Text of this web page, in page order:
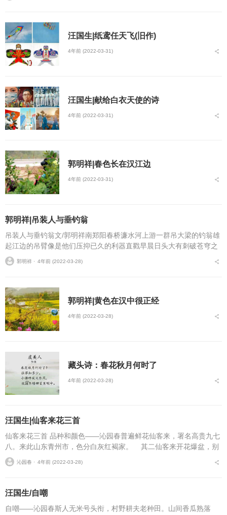
圆，我们坐在院里，...
汪国生|纸鸢任天飞(旧作)
4年前 (2022-03-31)
汪国生|献给白衣天使的诗
4年前 (2022-03-31)
郭明祥|春色长在汉江边
4年前 (2022-03-31)
郭明祥|吊装人与垂钓翁
吊装人与垂钓翁文/郭明祥南郑阳春桥濂水河上游一群吊大梁的钓翁雄
起江边的吊臂像是他们压抑已久的利器直戳早晨日头大有刺破苍穹之
势吊车的巨型铁钩子重若千斤可是一钩下去他们得到也就是碎银几俩
能扫一地鸡毛吗还能...
郭明祥 ⋅ 4年前 (2022-03-28)
郭明祥|黄色在汉中很正经
4年前 (2022-03-28)
藏头诗：春花秋月何时了
4年前 (2022-03-28)
汪国生|仙客来花三首
仙客来花三首 品种和颜色——沁园春普遍鲜花仙客来，署名高贵九七
八。来此山东青州市，色分白灰红褐家。 其二仙客来开花爆盆，别
称萝卜海棠型。一...
沁园春 ⋅ 4年前 (2022-03-28)
汪国生/自嘲
自嘲——沁园春斯人无米号头衔，村野耕夫老种田。山间香瓜熟落